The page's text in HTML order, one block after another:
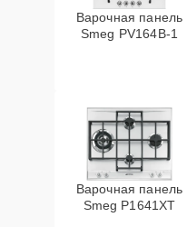
Варочная панель
Smeg PV164B-1
Варочная панель
Smeg P1641XT